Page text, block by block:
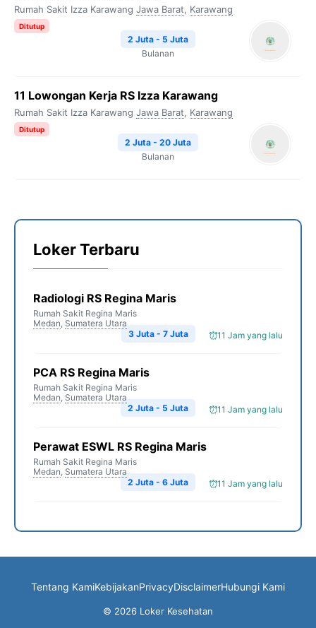
Rumah Sakit Izza Karawang Jawa Barat, Karawang
Ditutup
2 Juta - 5 Juta
Bulanan
11 Lowongan Kerja RS Izza Karawang
Rumah Sakit Izza Karawang Jawa Barat, Karawang
Ditutup
2 Juta - 20 Juta
Bulanan
Loker Terbaru
Radiologi RS Regina Maris
Rumah Sakit Regina Maris
Medan, Sumatera Utara
11 Jam yang lalu
3 Juta - 7 Juta
PCA RS Regina Maris
Rumah Sakit Regina Maris
Medan, Sumatera Utara
11 Jam yang lalu
2 Juta - 5 Juta
Perawat ESWL RS Regina Maris
Rumah Sakit Regina Maris
Medan, Sumatera Utara
11 Jam yang lalu
2 Juta - 6 Juta
Tentang KamiKebijakanPrivacyDisclaimerHubungi Kami
© 2026 Loker Kesehatan